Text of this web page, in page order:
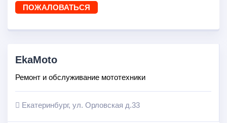
ПОЖАЛОВАТЬСЯ
EkaMoto
Ремонт и обслуживание мототехники
Екатеринбург, ул. Орловская д.33